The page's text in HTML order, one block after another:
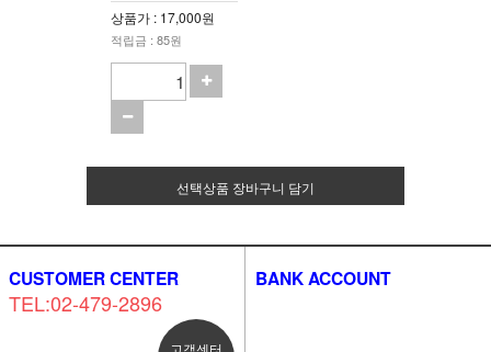
상품가 : 17,000원
적립금 : 85원
선택상품 장바구니 담기
CUSTOMER CENTER
TEL:02-479-2896
고객센터
BANK ACCOUNT